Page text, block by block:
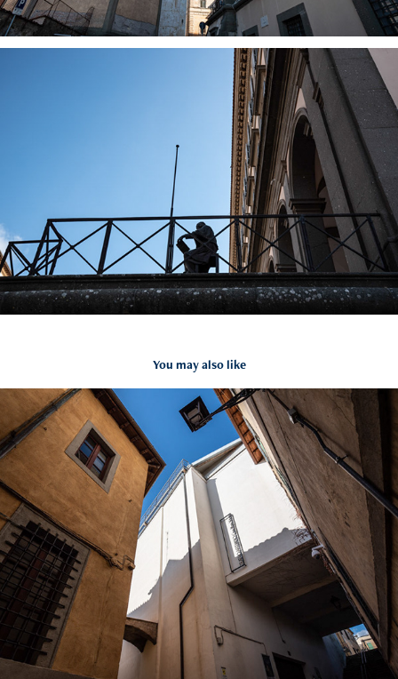
You may also like
Teatro Artemisio - Gian Maria Volontè
2022